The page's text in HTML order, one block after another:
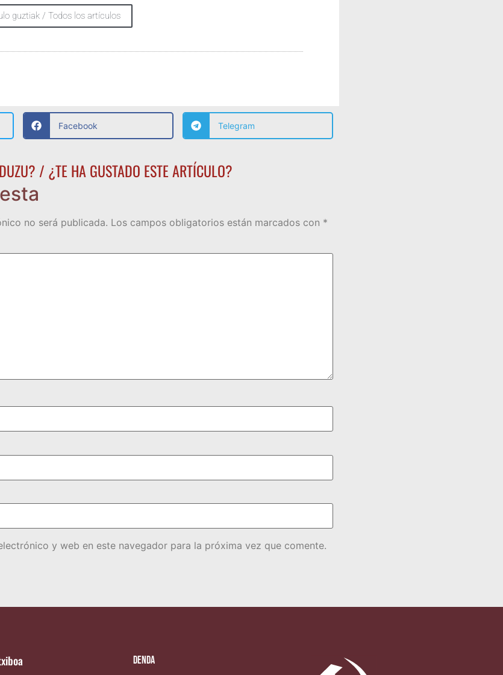
guztiak / Todos los artículos
Facebook Telegram
/ ¿TE HA GUSTADO ESTE ARTÍCULO?
no será publicada. Los campos obligatorios están marcados con *
y web en este navegador para la próxima vez que comente.
Denda